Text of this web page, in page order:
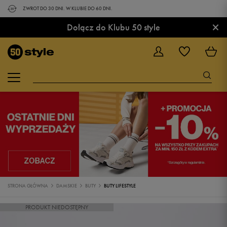
ZWROT DO 30 DNI. W KLUBIE DO 60 DNI.
Dołącz do Klubu 50 style ×
STRONA GŁÓWNA DAMSKIE BUTY BUTY LIFESTYLE
PRODUKT NIEDOSTĘPNY